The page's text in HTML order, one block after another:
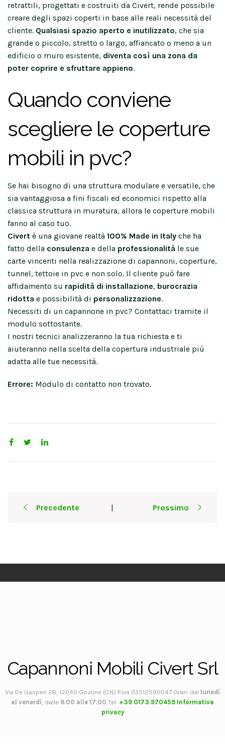
retrattili, progettati e costruiti da Civert, rende possibile
creare degli spazi coperti in base alle reali necessità del
cliente. Qualsiasi spazio aperto e inutilizzato, che sia
grande o piccolo, stretto o largo, affiancato o meno a un
edificio o muro esistente, diventa così una zona da
poter coprire e sfruttare appieno.
Quando conviene
scegliere le coperture
mobili in pvc?
Se hai bisogno di una struttura modulare e versatile, che
sia vantaggiosa a fini fiscali ed economici rispetto alla
classica struttura in muratura, allora le coperture mobili
fanno al caso tuo.
Civert è una giovane realtà 100% Made in Italy che ha
fatto della consulenza e della professionalità le sue
carte vincenti nella realizzazione di capannoni, coperture,
tunnel, tettoie in pvc e non solo. Il cliente può fare
affidamento su rapidità di installazione, burocrazia
ridotta e possibilità di personalizzazione.
Necessiti di un capannone in pvc? Contattaci tramite il
modulo sottostante.
I nostri tecnici analizzeranno la tua richiesta e ti
aiuteranno nella scelta della copertura industriale più
adatta alle tue necessità.
Errore: Modulo di contatto non trovato.
navigationPrecedente | Prossimo
Capannoni Mobili Civert Srl
Via De Gasperi 2B, 12040 Govone (CN) P.iva 03512590047 Orari: dal lunedì
al venerdì , dalle 9:00 alle 17:00 Tel: +39 0173.970459 Informativa
privacy